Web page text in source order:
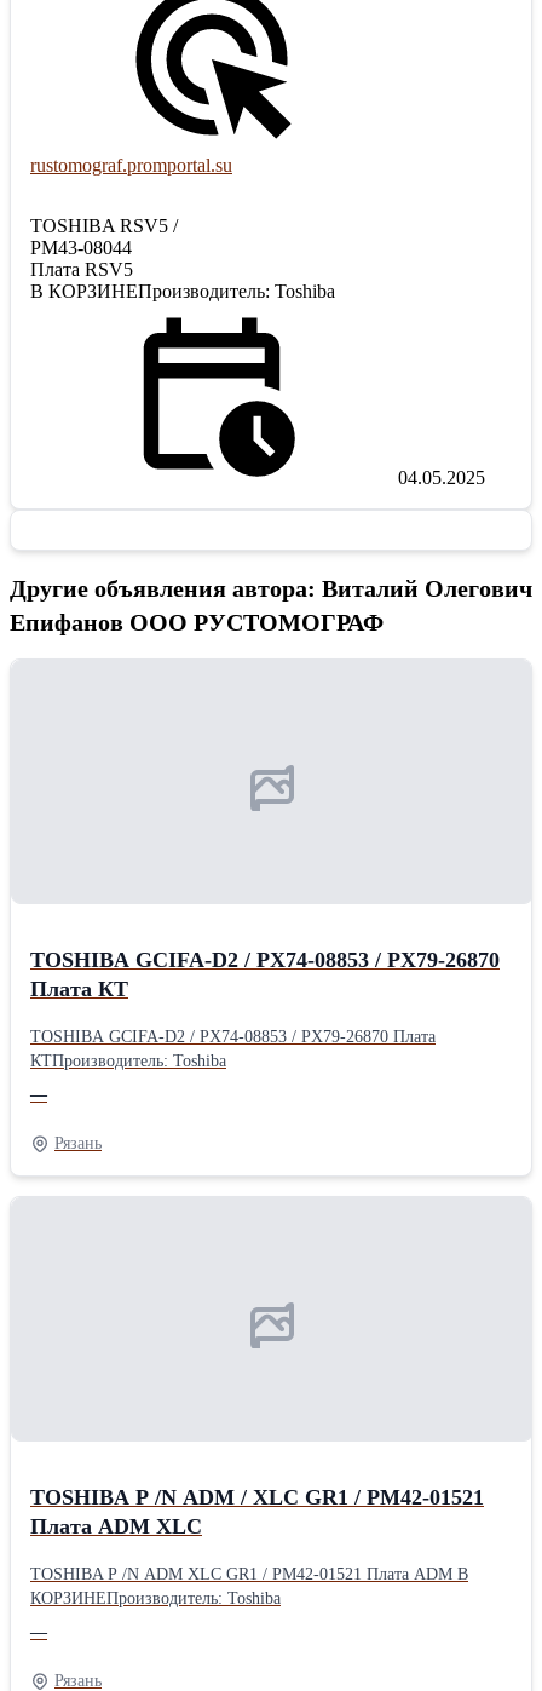
rustomograf.promportal.su
TOSHIBA RSV5 /
PM43-08044
Плата RSV5
В КОРЗИНЕПроизводитель: Toshiba
04.05.2025
Другие объявления автора: Виталий Олегович
Епифанов ООО РУСТОМОГРАФ
TOSHIBA GCIFA-D2 / PX74-08853 / PX79-26870
Плата КТ
TOSHIBA GCIFA-D2 / PX74-08853 / PX79-26870 Плата
КТПроизводитель: Toshiba
—
Рязань
TOSHIBA P /N ADM / XLC GR1 / PM42-01521
Плата ADM XLC
TOSHIBA P /N ADM XLC GR1 / PM42-01521 Плата ADM В
КОРЗИНЕПроизводитель: Toshiba
—
Рязань